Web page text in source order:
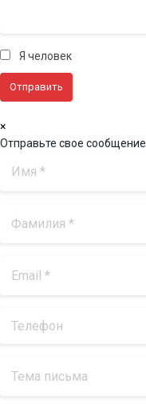
Я человек
×
Отправьте свое сообщение